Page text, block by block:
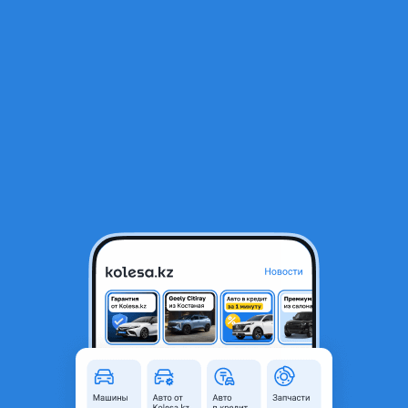
Компрессор м112
Кызылорда,